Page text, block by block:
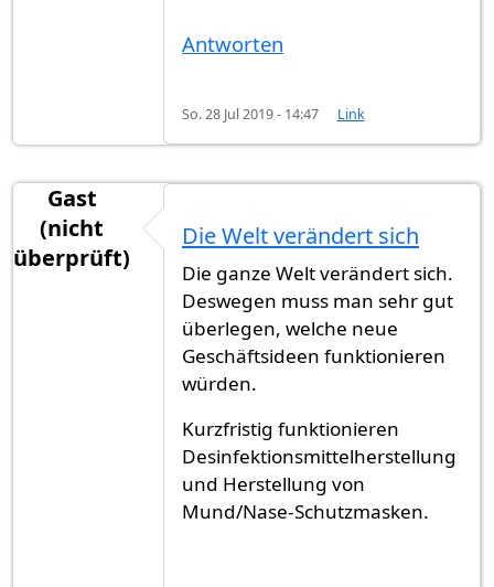
Antworten
So. 28 Jul 2019 - 14:47 Link
Gast
(nicht
überprüft)
Die Welt verändert sich
Die ganze Welt verändert sich.
Deswegen muss man sehr gut
überlegen, welche neue
Geschäftsideen funktionieren
würden.
Kurzfristig funktionieren
Desinfektionsmittelherstellung
und Herstellung von
Mund/Nase-Schutzmasken.